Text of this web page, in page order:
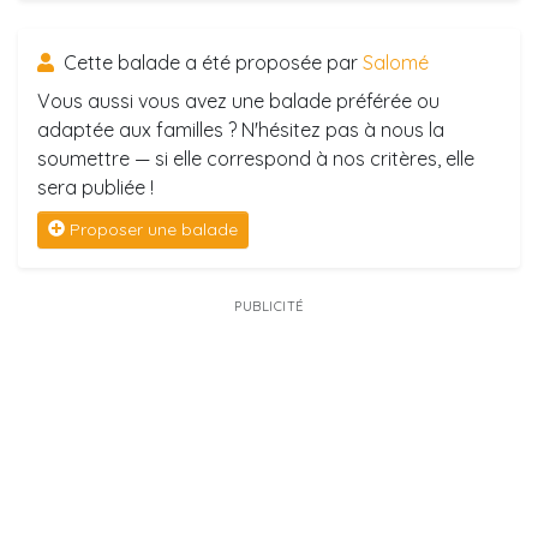
Cette balade a été proposée par Salomé
Vous aussi vous avez une balade préférée ou
adaptée aux familles ? N'hésitez pas à nous la
soumettre — si elle correspond à nos critères, elle
sera publiée !
Proposer une balade
PUBLICITÉ